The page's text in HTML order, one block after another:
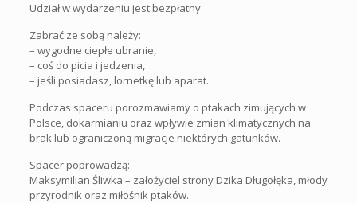
Udział w wydarzeniu jest bezpłatny.
Zabrać ze sobą należy:
– wygodne ciepłe ubranie,
– coś do picia i jedzenia,
– jeśli posiadasz, lornetkę lub aparat.
Podczas spaceru porozmawiamy o ptakach zimujących w
Polsce, dokarmianiu oraz wpływie zmian klimatycznych na
brak lub ograniczoną migracje niektórych gatunków.
Spacer poprowadzą:
Maksymilian Śliwka – założyciel strony Dzika Długołęka, młody
przyrodnik oraz miłośnik ptaków.